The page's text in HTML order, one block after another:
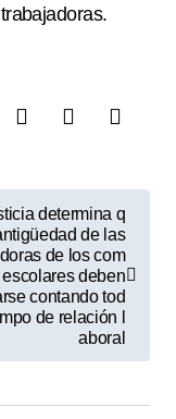
determina q
de las
de los com
deben
contando tod
de relación l
aboral